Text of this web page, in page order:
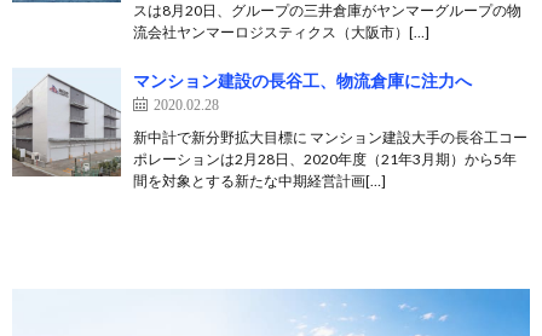
スは8月20日、グループの三井倉庫がヤンマーグループの物
流会社ヤンマーロジスティクス（大阪市）[…]
マンション建設の長谷工、物流倉庫に注力へ
2020.02.28
新中計で新分野拡大目標に マンション建設大手の長谷工コー
ポレーションは2月28日、2020年度（21年3月期）から5年
間を対象とする新たな中期経営計画[…]